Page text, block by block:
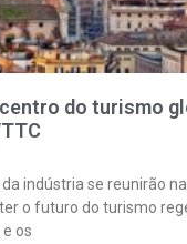
do turismo
indústria se reunirão
o futuro do turismo
os